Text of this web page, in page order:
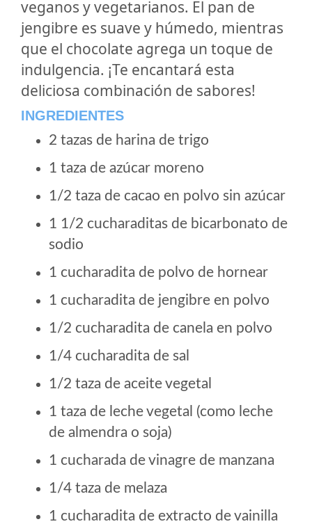
veganos y vegetarianos. El pan de
jengibre es suave y húmedo, mientras
que el chocolate agrega un toque de
indulgencia. ¡Te encantará esta
deliciosa combinación de sabores!
INGREDIENTES
2 tazas de harina de trigo
1 taza de azúcar moreno
1/2 taza de cacao en polvo sin azúcar
1 1/2 cucharaditas de bicarbonato de
sodio
1 cucharadita de polvo de hornear
1 cucharadita de jengibre en polvo
1/2 cucharadita de canela en polvo
1/4 cucharadita de sal
1/2 taza de aceite vegetal
1 taza de leche vegetal (como leche
de almendra o soja)
1 cucharada de vinagre de manzana
1/4 taza de melaza
1 cucharadita de extracto de vainilla